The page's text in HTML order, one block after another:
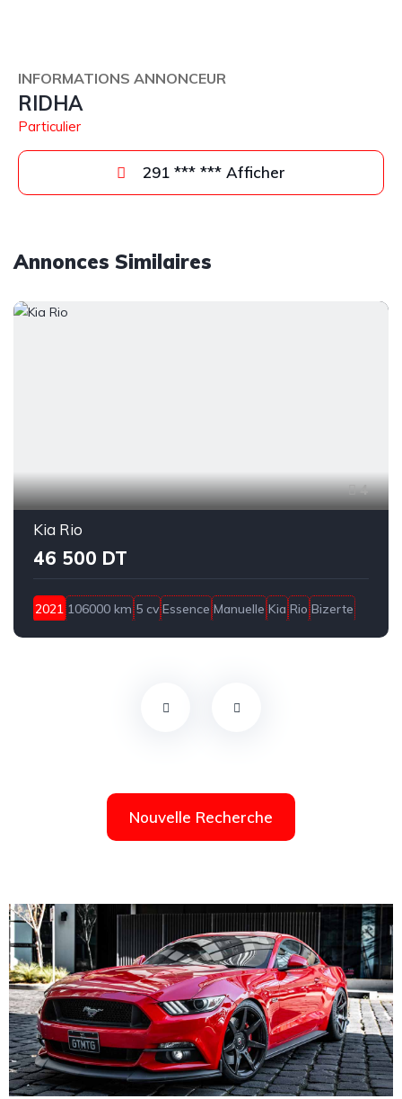
INFORMATIONS ANNONCEUR
RIDHA
Particulier
291 *** *** Afficher
Annonces Similaires
4
Kia Rio
46 500 DT
2021 106000 km 5 cv Essence Manuelle Kia Rio Bizerte
Nouvelle Recherche